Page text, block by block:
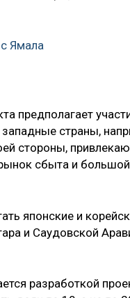
Ямала
предполагает
страны,
стороны,
рынок сбыта и
японские и
и Саудовской
разработкой